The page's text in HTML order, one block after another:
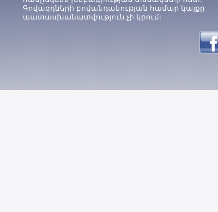
Գովազդների բովանդակության համար կայքը
պատասխանատվություն չի կրում: